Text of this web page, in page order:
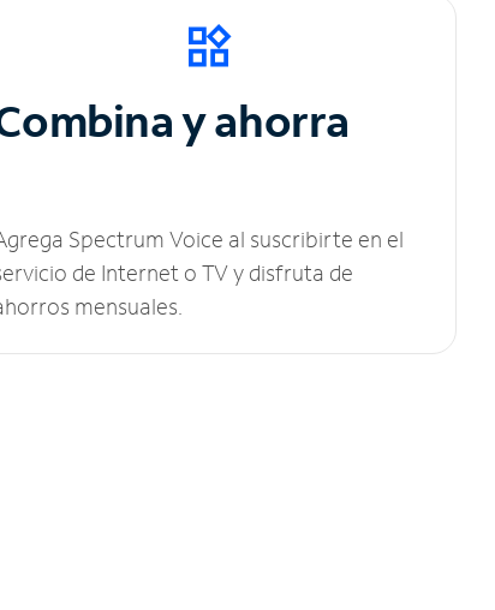
y ahorra
Spectrum Voice al suscribirte en el
de Internet o TV y disfruta de
mensuales.